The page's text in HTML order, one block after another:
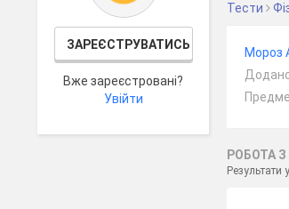
ЗАРЕЄСТРУВАТИСЬ
Вже зареєстровані?
Увійти
Тести
Мороз
РОБОТА
Результати